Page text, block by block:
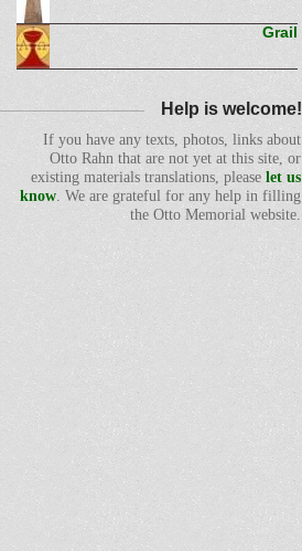
Grail
Help is welcome!
If you have any texts, photos, links about
Otto Rahn that are not yet at this site, or
existing materials translations, please let us
know. We are grateful for any help in filling
the Otto Memorial website.